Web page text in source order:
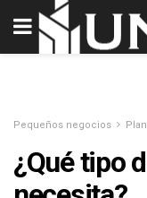
Pequeños negocios
¿Qué tipo